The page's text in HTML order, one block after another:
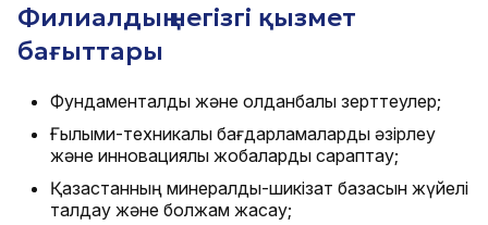
Филиалдың негізгі қызмет
бағыттары
Фундаменталды және қолданбалы зерттеулер;
Ғылыми-техникалық бағдарламаларды әзірлеу
және инновациялық жобаларды сараптау;
Қазақстанның минералдық-шикізат базасын жүйелі
талдау және болжам жасау;